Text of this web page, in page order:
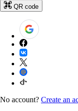
QR code
No account? Create an